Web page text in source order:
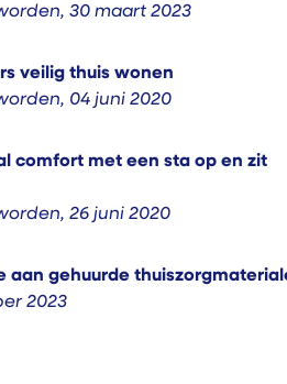
, 30 maart 2023
veilig thuis wonen
, 04 juni 2020
comfort met een sta op en zit
, 26 juni 2020
aan gehuurde
2023